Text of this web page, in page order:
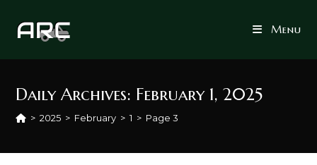
Menu
Daily Archives: February 1, 2025
> 2025 > February > 1 > Page 3